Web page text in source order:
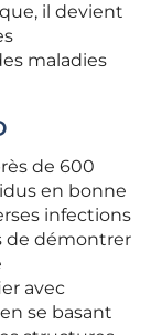
il devient
maladies
de 600
en bonne
infections
de démontrer
avec
se basant